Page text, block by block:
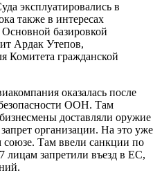
эксплуатировались в
также в интересах
базировкой
Ардак Утепов,
Комитета гражданской
оказалась после
ООН. Там
доставляли оружие
организации. На это уже
союзе. Там ввели санкции по
запретили въезд в ЕС,